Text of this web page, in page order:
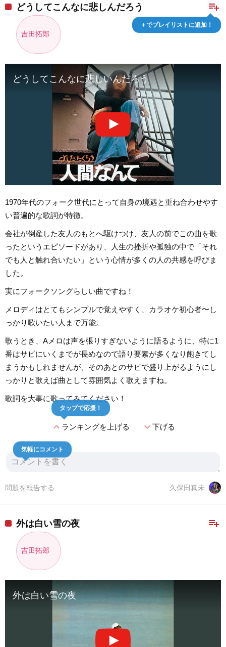
playlist_add
＋でプレイリストに追加！
どうしてこんなに悲しんだろう
吉田拓郎
どうしてこんなに悲しいんだろう
1970年代のフォーク世代にとって自身の境遇と重ね合わせやす
い普遍的な歌詞が特徴。
会社が倒産した友人のもとへ駆けつけ、友人の前でこの曲を歌
ったというエピソードがあり、人生の挫折や孤独の中で「それ
でも人と触れ合いたい」という心情が多くの人の共感を呼びま
した。
実にフォークソングらしい曲ですね！
メロディはとてもシンプルで覚えやすく、カラオケ初心者〜し
っかり歌いたい人まで万能。
歌うとき、Aメロは声を張りすぎないように語るように、特に1
番はサビにいくまでが長めなので語り要素が多くなり飽きてし
まうかもしれませんが、そのあとのサビで盛り上がるようにし
っかりと歌えば曲として雰囲気よく歌えますね。
歌詞を大事に歌ってみてください！
expand_lessランキングを上げる
タップで応援！
expand_more下げる
気軽にコメント
久保田真未
問題を報告する
playlist_add
外は白い雪の夜
吉田拓郎
外は白い雪の夜